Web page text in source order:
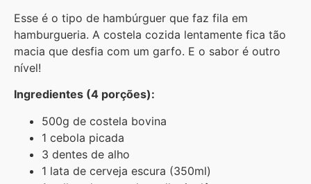
Esse é o tipo de hambúrguer que faz fila em
hamburgueria. A costela cozida lentamente fica tão
macia que desfia com um garfo. E o sabor é outro
nível!
Ingredientes (4 porções):
500g de costela bovina
1 cebola picada
3 dentes de alho
1 lata de cerveja escura (350ml)